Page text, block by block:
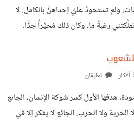
طيبة حتى عندما أستاء لكي لا أؤذي من
ولكنني
ولم تستحوذْ عليَّ إحداهنَّ بالكامل. لا
رغبةٌ ما، وكان ذلك مُحيِّراً جدًّا.
لا تحسمُ أمرك أبداً. رغبتُ في النجاحِ
شعرتُ بالضغط أيضاً، وفي انعدام قيمته
ولكن دائماً ما انتهى بي الأمرُ متأثرةً بكلِّ
أردتُ أن أعيشَ حياةً مريحة، وفي النهاية
ولم أصلْ لأيِّ
أفكار تعليقان
هدفها الأول كسر شوكة الإنسان، الجائع
ولا الحرب، الجائع لا يفكر إلا في
لأهل غزة هدفه الأساسي انهاكهم